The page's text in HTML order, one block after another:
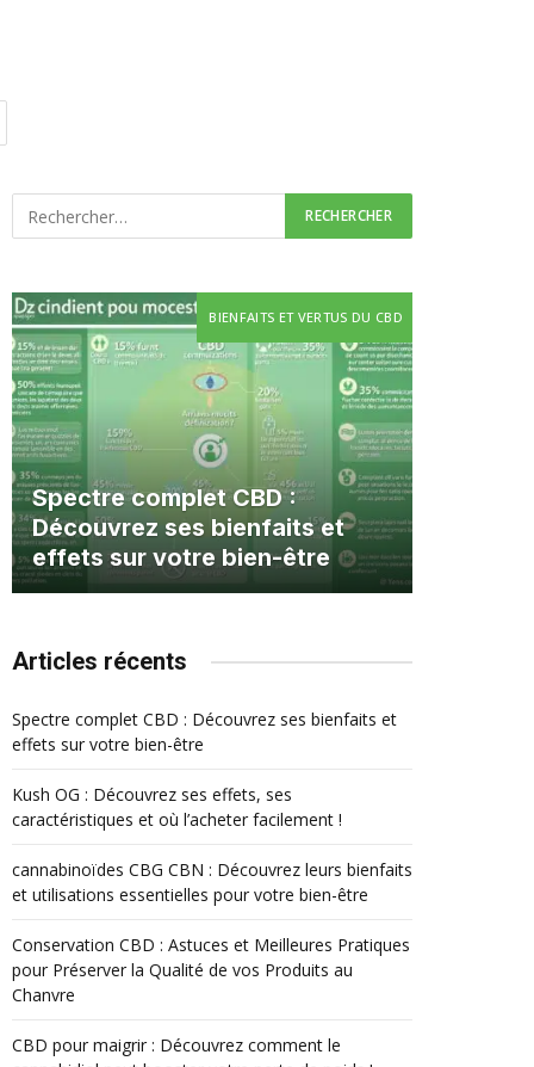
BIENFAITS ET VERTUS DU CBD
Spectre complet CBD :
Découvrez ses bienfaits et
effets sur votre bien-être
Articles récents
Spectre complet CBD : Découvrez ses bienfaits et
effets sur votre bien-être
Kush OG : Découvrez ses effets, ses
caractéristiques et où l’acheter facilement !
cannabinoïdes CBG CBN : Découvrez leurs bienfaits
et utilisations essentielles pour votre bien-être
Conservation CBD : Astuces et Meilleures Pratiques
pour Préserver la Qualité de vos Produits au
Chanvre
CBD pour maigrir : Découvrez comment le